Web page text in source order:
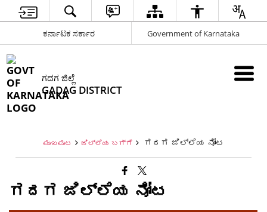
ಕರ್ನಾಟಕ ಸರ್ಕಾರ Government of Karnataka
ಗದಗ ಜಿಲ್ಲೆ
GADAG DISTRICT
ಮುಖಪುಟ ಜಿಲ್ಲೆಯ ಬಗ್ಗೆ ಗದಗ ಜಿಲ್ಲೆಯ ನೋಟ
ಗದಗ ಜಿಲ್ಲೆಯ ನೋಟ